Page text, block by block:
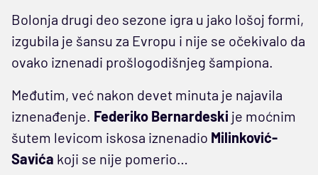
Bolonja drugi deo sezone igra u jako lošoj formi,
izgubila je šansu za Evropu i nije se očekivalo da
ovako iznenadi prošlogodišnjeg šampiona.
Međutim, već nakon devet minuta je najavila
iznenađenje. Federiko Bernardeski je moćnim
šutem levicom iskosa iznenadio Milinković-
Savića koji se nije pomerio…